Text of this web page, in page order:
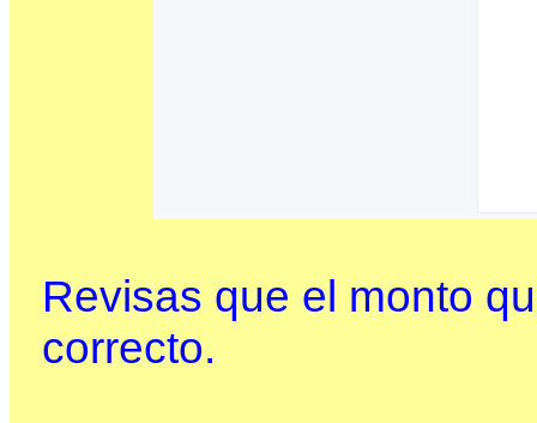
Revisas que el monto
correcto.